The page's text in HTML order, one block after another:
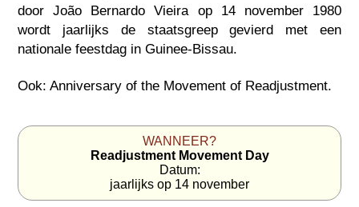
door João Bernardo Vieira op 14 november 1980
wordt jaarlijks de staatsgreep gevierd met een
nationale feestdag in Guinee-Bissau.
Ook: Anniversary of the Movement of Readjustment.
WANNEER?
Readjustment Movement Day
Datum:
jaarlijks op 14 november